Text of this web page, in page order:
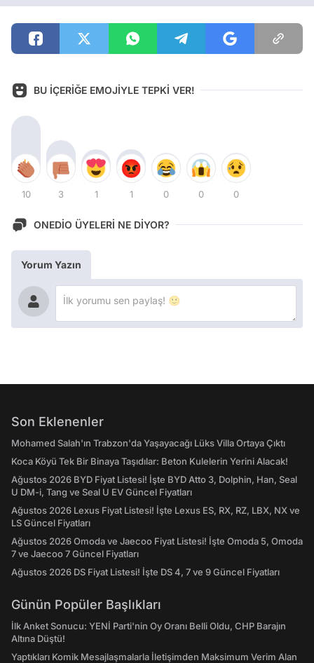
BU İÇERİĞE EMOJİYLE TEPKİ VER!
10 3 1 1 0 0 0
ONEDİO ÜYELERİ NE DİYOR?
Yorum Yazın
Son Eklenenler
Mohamed Salah'ın Trabzon'da Yaşayacağı Lüks Villa Ortaya Çıktı
Koca Köyü Tek Bir Binaya Taşıdılar: Beton Kulelerin Yerini Alacak!
Ağustos 2026 BYD Fiyat Listesi! İşte BYD Atto 3, Dolphin, Han, Seal
U DM-i, Tang ve Seal U EV Güncel Fiyatları
Ağustos 2026 Lexus Fiyat Listesi! İşte Lexus ES, RX, RZ, LBX, NX ve
LS Güncel Fiyatları
Ağustos 2026 Omoda ve Jaecoo Fiyat Listesi! İşte Omoda 5, Omoda
7 ve Jaecoo 7 Güncel Fiyatları
Ağustos 2026 DS Fiyat Listesi! İşte DS 4, 7 ve 9 Güncel Fiyatları
Günün Popüler Başlıkları
İlk Anket Sonucu: YENİ Parti'nin Oy Oranı Belli Oldu, CHP Barajın
Altına Düştü!
Yaptıkları Komik Mesajlaşmalarla İletişimden Maksimum Verim Alan